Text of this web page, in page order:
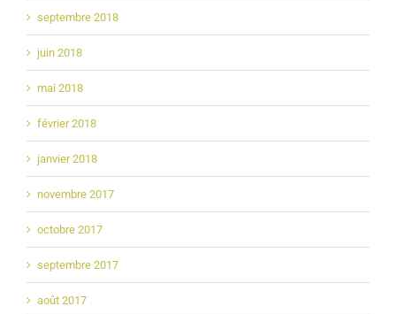
septembre 2018
juin 2018
mai 2018
février 2018
janvier 2018
novembre 2017
octobre 2017
septembre 2017
août 2017